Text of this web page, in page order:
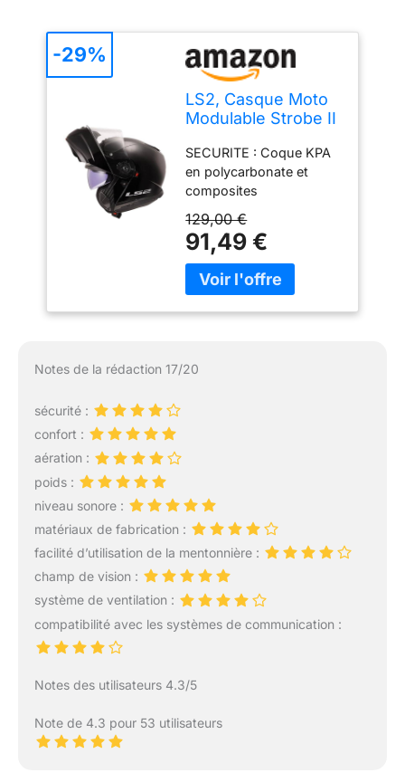
LS2, Casque Moto
Modulable Strobe II
SECURITE : Coque KPA
en polycarbonate et
composites
haute résistance face à la
pénétration / EPS Multi-
densité pour une
absorption des chocs
MODULARITE : Système
Ouverture de la
mentonnière à 90° par
simple pression sur le
loquet sous la
mentonnière VISIERE :
Visière antirayures prête
pour le système antibuée
Pinlock 70 MaxVision /
Double aération
supérieure + Extracteurs
129,00 €
91,49 €
-29%
Notes de la rédaction 17/20
sécurité :
confort :
aération :
poids :
niveau sonore :
matériaux de fabrication :
facilité d’utilisation de la mentonnière :
champ de vision :
système de ventilation :
compatibilité avec les systèmes de communication :
Notes des utilisateurs 4.3/5
Note de 4.3 pour 53 utilisateurs